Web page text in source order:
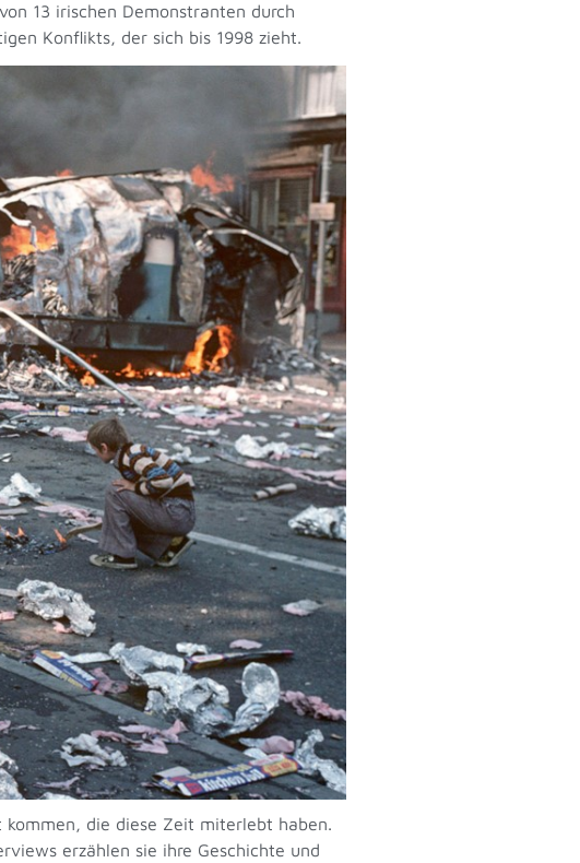
13 irischen Demonstranten durch
Konflikts, der sich bis 1998 zieht.
kommen, die diese Zeit miterlebt haben.
erzählen sie ihre Geschichte und